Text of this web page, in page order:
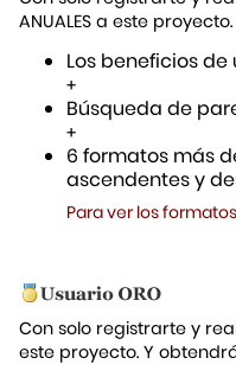
ANUALES a este
Los beneficios
+
Búsqueda de
+
6 formatos más
ascendentes y
Para ver los
Con solo registrarte y
este proyecto. Y